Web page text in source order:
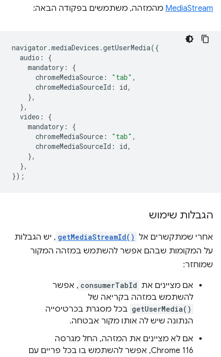
MediaStream מהמזהה, משתמשים בפקודה הבאה:
navigator .mediaDevices .getUserMedia({
audio :
{
mandatory :
{
chromeMediaSource : "tab" ,
chromeMediaSourceId : id,
},
},
video :
{
mandatory :
{
chromeMediaSource : "tab" ,
chromeMediaSourceId : id,
},
},
});
הגבלות שימוש
אחרי שמתקשרים אל getMediaStreamId() , יש הגבלות
על המקומות שבהם אפשר להשתמש במזהה המקור
שמוחזר:
אם מציינים את consumerTabId , אפשר
להשתמש במזהה בקריאה של
getUserMedia() בכל מסגרת בכרטיסייה
הנתונה שיש לה אותו מקור אבטחה.
אם לא מציינים את המזהה, החל מגרסה
Chrome 116, אפשר להשתמש בו בכל פריים עם